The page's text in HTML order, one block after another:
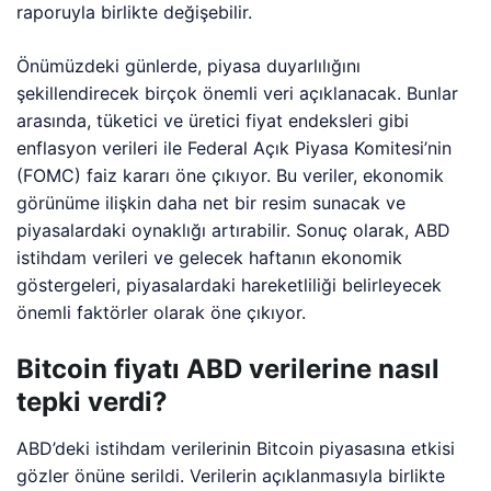
raporuyla birlikte değişebilir.
Önümüzdeki günlerde, piyasa duyarlılığını
şekillendirecek birçok önemli veri açıklanacak. Bunlar
arasında, tüketici ve üretici fiyat endeksleri gibi
enflasyon verileri ile Federal Açık Piyasa Komitesi’nin
(FOMC) faiz kararı öne çıkıyor. Bu veriler, ekonomik
görünüme ilişkin daha net bir resim sunacak ve
piyasalardaki oynaklığı artırabilir. Sonuç olarak, ABD
istihdam verileri ve gelecek haftanın ekonomik
göstergeleri, piyasalardaki hareketliliği belirleyecek
önemli faktörler olarak öne çıkıyor.
Bitcoin fiyatı ABD verilerine nasıl
tepki verdi?
ABD’deki istihdam verilerinin Bitcoin piyasasına etkisi
gözler önüne serildi. Verilerin açıklanmasıyla birlikte